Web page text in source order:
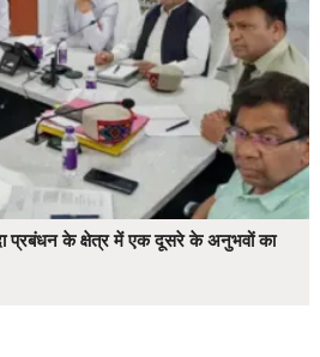
प्रबंधन के क्षेत्र में एक दूसरे के अनुभवों का